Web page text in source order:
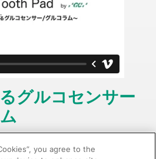
グルコセンサー
you agree to the